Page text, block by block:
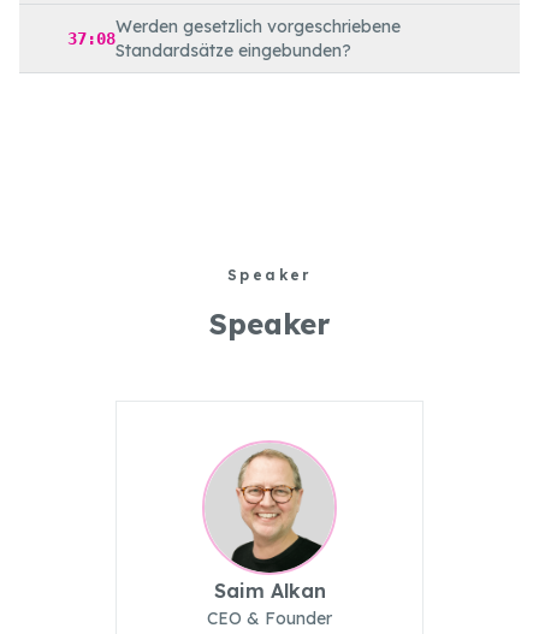
37:08
Werden gesetzlich vorgeschriebene
Standardsätze eingebunden?
Speaker
Speaker
Saim Alkan
CEO & Founder